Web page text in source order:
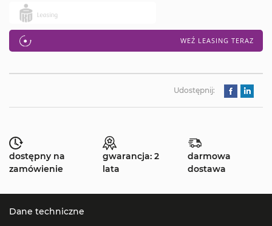
WEŹ LEASING TERAZ
Udostępnij:
dostępny na
zamówienie
gwarancja: 2
lata
darmowa
dostawa
Dane techniczne